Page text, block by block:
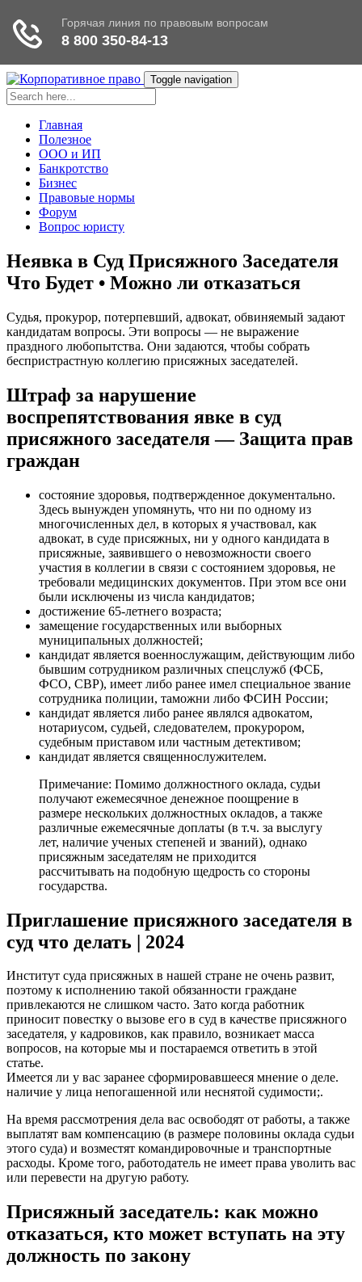
Toggle navigation
Главная
Полезное
ООО и ИП
Банкротство
Бизнес
Правовые нормы
Форум
Вопрос юристу
Неявка в Суд Присяжного Заседателя
Что Будет • Можно ли отказаться
Судья, прокурор, потерпевший, адвокат, обвиняемый задают
кандидатам вопросы. Эти вопросы — не выражение
праздного любопытства. Они задаются, чтобы собрать
беспристрастную коллегию присяжных заседателей.
Штраф за нарушение
воспрепятствования явке в суд
присяжного заседателя — Защита прав
граждан
состояние здоровья, подтвержденное документально.
Здесь вынужден упомянуть, что ни по одному из
многочисленных дел, в которых я участвовал, как
адвокат, в суде присяжных, ни у одного кандидата в
присяжные, заявившего о невозможности своего
участия в коллегии в связи с состоянием здоровья, не
требовали медицинских документов. При этом все они
были исключены из числа кандидатов;
достижение 65-летнего возраста;
замещение государственных или выборных
муниципальных должностей;
кандидат является военнослужащим, действующим либо
бывшим сотрудником различных спецслужб (ФСБ,
ФСО, СВР), имеет либо ранее имел специальное звание
сотрудника полиции, таможни либо ФСИН России;
кандидат является либо ранее являлся адвокатом,
нотариусом, судьей, следователем, прокурором,
судебным приставом или частным детективом;
кандидат является священнослужителем.
Примечание: Помимо должностного оклада, судьи
получают ежемесячное денежное поощрение в
размере нескольких должностных окладов, а также
различные ежемесячные доплаты (в т.ч. за выслугу
лет, наличие ученых степеней и званий), однако
присяжным заседателям не приходится
рассчитывать на подобную щедрость со стороны
государства.
Приглашение присяжного заседателя в
суд что делать | 2024
Институт суда присяжных в нашей стране не очень развит,
поэтому к исполнению такой обязанности граждане
привлекаются не слишком часто. Зато когда работник
приносит повестку о вызове его в суд в качестве присяжного
заседателя, у кадровиков, как правило, возникает масса
вопросов, на которые мы и постараемся ответить в этой
статье.
Имеется ли у вас заранее сформировавшееся мнение о деле.
наличие у лица непогашенной или неснятой судимости;.
На время рассмотрения дела вас освободят от работы, а также
выплатят вам компенсацию (в размере половины оклада судьи
этого суда) и возместят командировочные и транспортные
расходы. Кроме того, работодатель не имеет права уволить вас
или перевести на другую работу.
Присяжный заседатель: как можно
отказаться, кто может вступать на эту
должность по закону